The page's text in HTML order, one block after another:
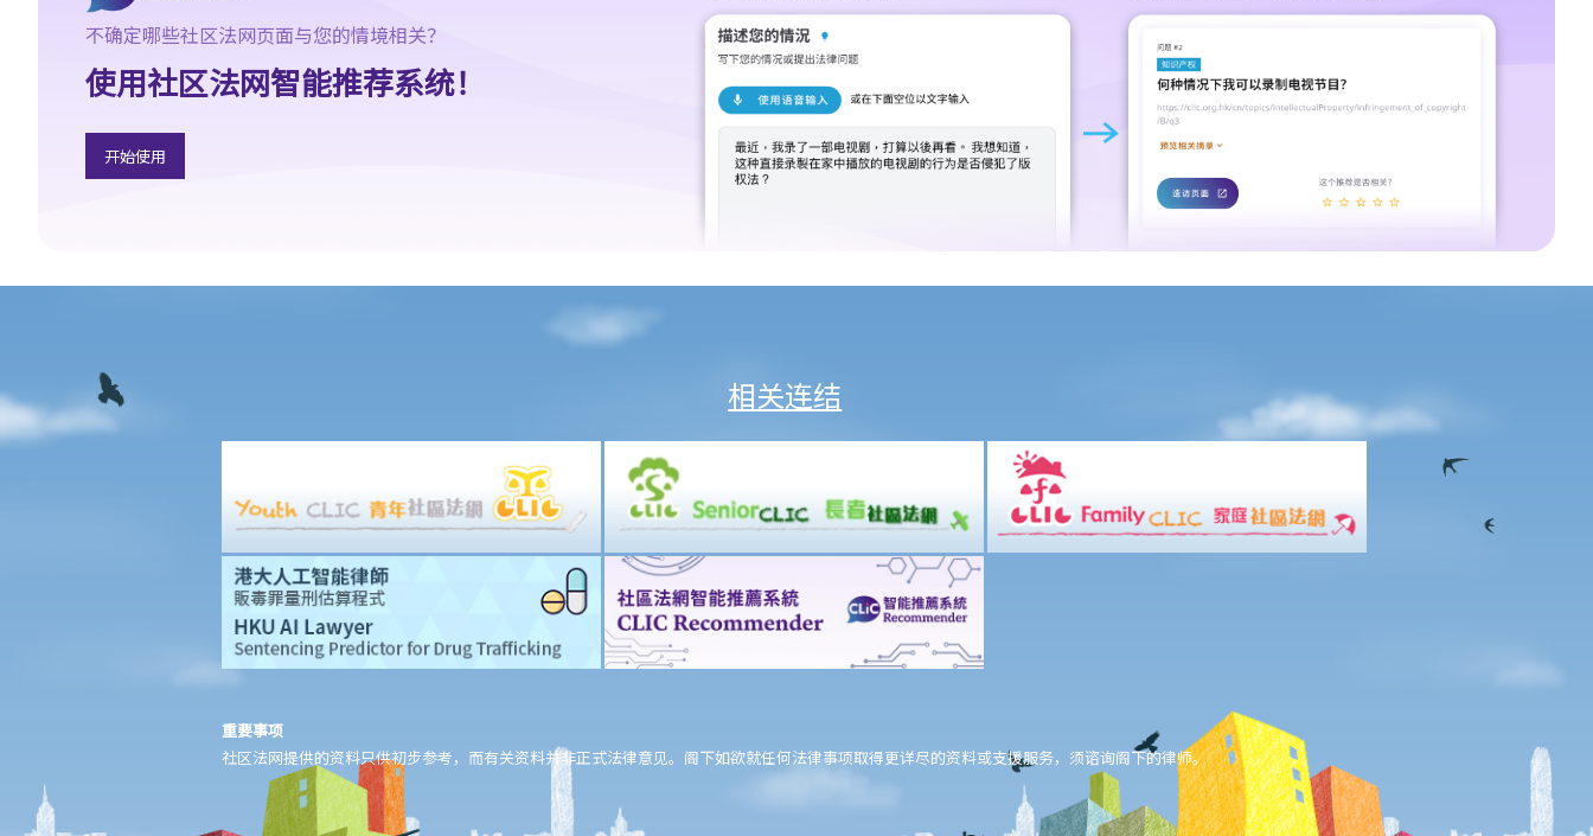
4. 保险业监管局有甚么权力持牌保险中介人确保保险中介人遵从法
规，以及处理他们的不当行为?
5. 我对赔偿金额及保险代理 / 保险公司的行为极之不满。我应否诉
投诉设立赔偿上限？
2. 透过虚拟保险公司的全数码分销渠道购买保险有何潜在好处?
3. 若我透过虚拟保险公司的全数码分销渠道购买保险，或使用保险
科技来处理与保险相关的事务，有甚么要注意?
A. 人寿保险（包括退休保障产品）
1. 「冷静期」是甚么？如果我刚刚购买了一份人寿保险，但几天后
想改变主意，我可否取消这份保险？
2. 我正考虑把现有的人寿保险保单转到另一间保险公司，我需考虑
哪些因素？我可向谁征询意见？
4. 我为何需要在购买长期保险保单前，提供资料以填写财务需要分
5. 人寿保险的「可争议期」是甚么？
6. 人寿保险中的「自杀条款」有甚么作用？
不确定哪些社区法网页面与您的情境相关？
使用社区法网智能推荐系统！
开始使用
相关连结
重要事项
社区法网提供的资料只供初步参考，而有关资料并非正式法律意见。阁下如欲就任何法律事项取得更详尽的资料或支援服务，须谘询阁下的律师。